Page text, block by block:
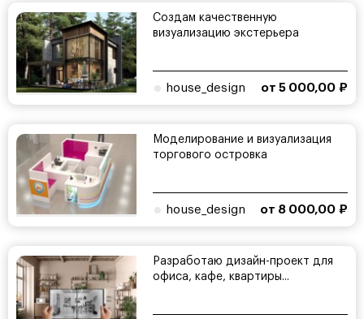
Создам качественную
визуализацию экстерьера
house_design от 5 000,00 ₽
Моделирование и визуализация
торгового островка
house_design от 8 000,00 ₽
Разработаю дизайн-проект для
офиса, кафе, квартиры...